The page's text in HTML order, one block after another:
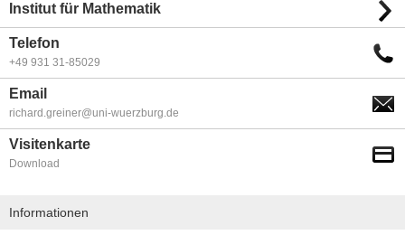
Institut für Mathematik
Telefon
+49 931 31-85029
Email
richard.greiner@uni-wuerzburg.de
Visitenkarte
Download
Informationen